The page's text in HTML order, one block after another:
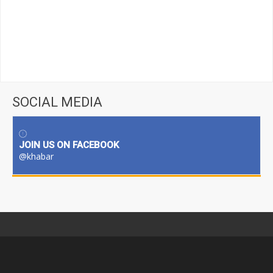
SOCIAL MEDIA
JOIN US ON FACEBOOK
@khabar